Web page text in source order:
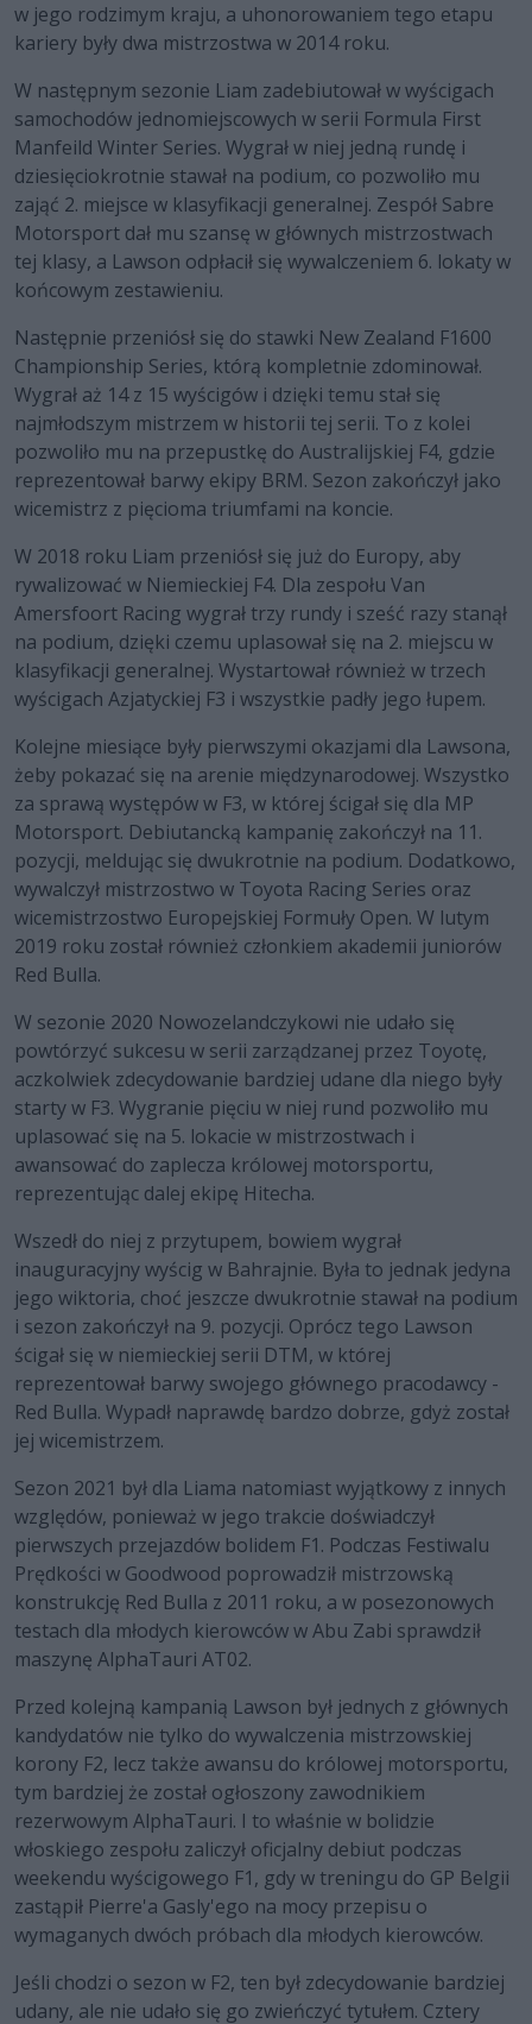
w jego rodzimym kraju, a uhonorowaniem tego etapu
kariery były dwa mistrzostwa w 2014 roku.
W następnym sezonie Liam zadebiutował w wyścigach
samochodów jednomiejscowych w serii Formula First
Manfeild Winter Series. Wygrał w niej jedną rundę i
dziesięciokrotnie stawał na podium, co pozwoliło mu
zająć 2. miejsce w klasyfikacji generalnej. Zespół Sabre
Motorsport dał mu szansę w głównych mistrzostwach
tej klasy, a Lawson odpłacił się wywalczeniem 6. lokaty w
końcowym zestawieniu.
Następnie przeniósł się do stawki New Zealand F1600
Championship Series, którą kompletnie zdominował.
Wygrał aż 14 z 15 wyścigów i dzięki temu stał się
najmłodszym mistrzem w historii tej serii. To z kolei
pozwoliło mu na przepustkę do Australijskiej F4, gdzie
reprezentował barwy ekipy BRM. Sezon zakończył jako
wicemistrz z pięcioma triumfami na koncie.
W 2018 roku Liam przeniósł się już do Europy, aby
rywalizować w Niemieckiej F4. Dla zespołu Van
Amersfoort Racing wygrał trzy rundy i sześć razy stanął
na podium, dzięki czemu uplasował się na 2. miejscu w
klasyfikacji generalnej. Wystartował również w trzech
wyścigach Azjatyckiej F3 i wszystkie padły jego łupem.
Kolejne miesiące były pierwszymi okazjami dla Lawsona,
żeby pokazać się na arenie międzynarodowej. Wszystko
za sprawą występów w F3, w której ścigał się dla MP
Motorsport. Debiutancką kampanię zakończył na 11.
pozycji, meldując się dwukrotnie na podium. Dodatkowo,
wywalczył mistrzostwo w Toyota Racing Series oraz
wicemistrzostwo Europejskiej Formuły Open. W lutym
2019 roku został również członkiem akademii juniorów
Red Bulla.
W sezonie 2020 Nowozelandczykowi nie udało się
powtórzyć sukcesu w serii zarządzanej przez Toyotę,
aczkolwiek zdecydowanie bardziej udane dla niego były
starty w F3. Wygranie pięciu w niej rund pozwoliło mu
uplasować się na 5. lokacie w mistrzostwach i
awansować do zaplecza królowej motorsportu,
reprezentując dalej ekipę Hitecha.
Wszedł do niej z przytupem, bowiem wygrał
inauguracyjny wyścig w Bahrajnie. Była to jednak jedyna
jego wiktoria, choć jeszcze dwukrotnie stawał na podium
i sezon zakończył na 9. pozycji. Oprócz tego Lawson
ścigał się w niemieckiej serii DTM, w której
reprezentował barwy swojego głównego pracodawcy -
Red Bulla. Wypadł naprawdę bardzo dobrze, gdyż został
jej wicemistrzem.
Sezon 2021 był dla Liama natomiast wyjątkowy z innych
względów, ponieważ w jego trakcie doświadczył
pierwszych przejazdów bolidem F1. Podczas Festiwalu
Prędkości w Goodwood poprowadził mistrzowską
konstrukcję Red Bulla z 2011 roku, a w posezonowych
testach dla młodych kierowców w Abu Zabi sprawdził
maszynę AlphaTauri AT02.
Przed kolejną kampanią Lawson był jednych z głównych
kandydatów nie tylko do wywalczenia mistrzowskiej
korony F2, lecz także awansu do królowej motorsportu,
tym bardziej że został ogłoszony zawodnikiem
rezerwowym AlphaTauri. I to właśnie w bolidzie
włoskiego zespołu zaliczył oficjalny debiut podczas
weekendu wyścigowego F1, gdy w treningu do GP Belgii
zastąpił Pierre'a Gasly'ego na mocy przepisu o
wymaganych dwóch próbach dla młodych kierowców.
Jeśli chodzi o sezon w F2, ten był zdecydowanie bardziej
udany, ale nie udało się go zwieńczyć tytułem. Cztery